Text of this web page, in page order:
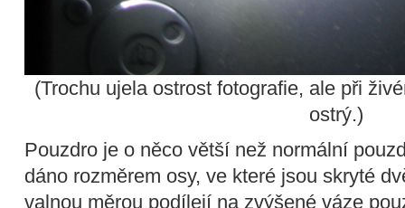
(Trochu ujela ostrost fotografie, ale při
ostrý.)
Pouzdro je o něco větší než normální
dáno rozměrem osy, ve které jsou skryté
valnou měrou podílejí na zvýšené váze